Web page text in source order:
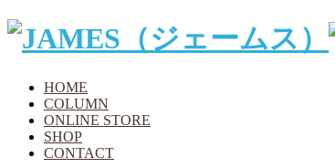
HOME
COLUMN
ONLINE STORE
SHOP
CONTACT